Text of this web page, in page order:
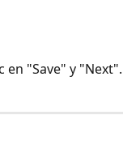
en "Save" y "Next".